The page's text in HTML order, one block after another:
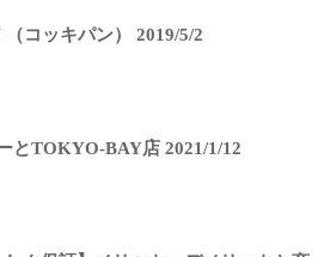
コッキパン） 2019/5/2
とTOKYO-BAY店 2021/1/12